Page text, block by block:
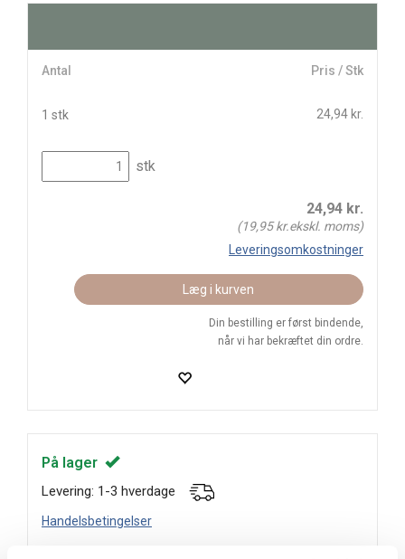
Antal Pris / Stk
1 stk 24,94 kr.
stk
24,94 kr.
(19,95kr.ekskl. moms)
Leveringsomkostninger
Læg i kurven
Din bestilling er først bindende,
når vi har bekræftet din ordre.
På lager
Levering: 1-3 hverdage
Handelsbetingelser